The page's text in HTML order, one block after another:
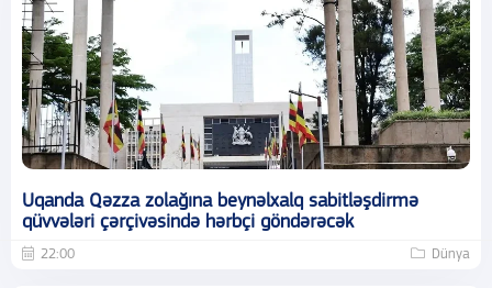
Uqanda Qəzza zolağına beynəlxalq sabitləşdirmə
qüvvələri çərçivəsində hərbçi göndərəcək
22:00 Dünya